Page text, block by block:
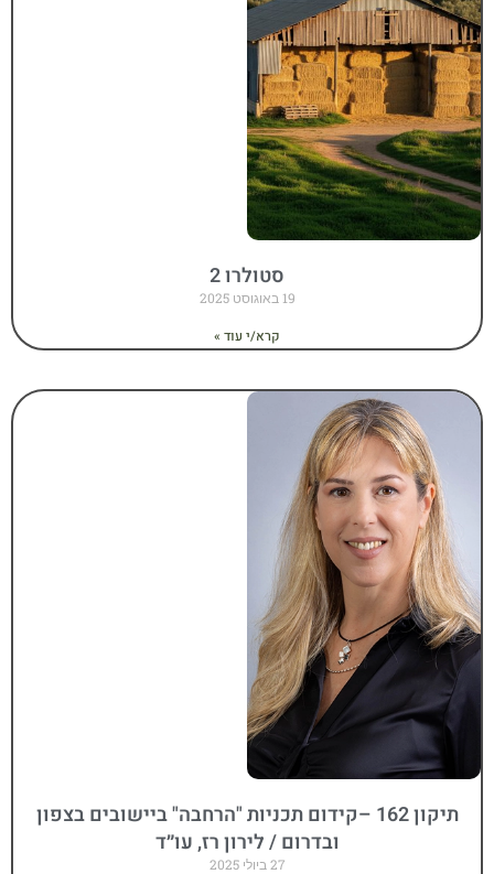
סטולרו 2
19 באוגוסט 2025
קרא/י עוד »
תיקון 162 –קידום תכניות "הרחבה" ביישובים בצפון
ובדרום / לירון רז, עו״ד
27 ביולי 2025